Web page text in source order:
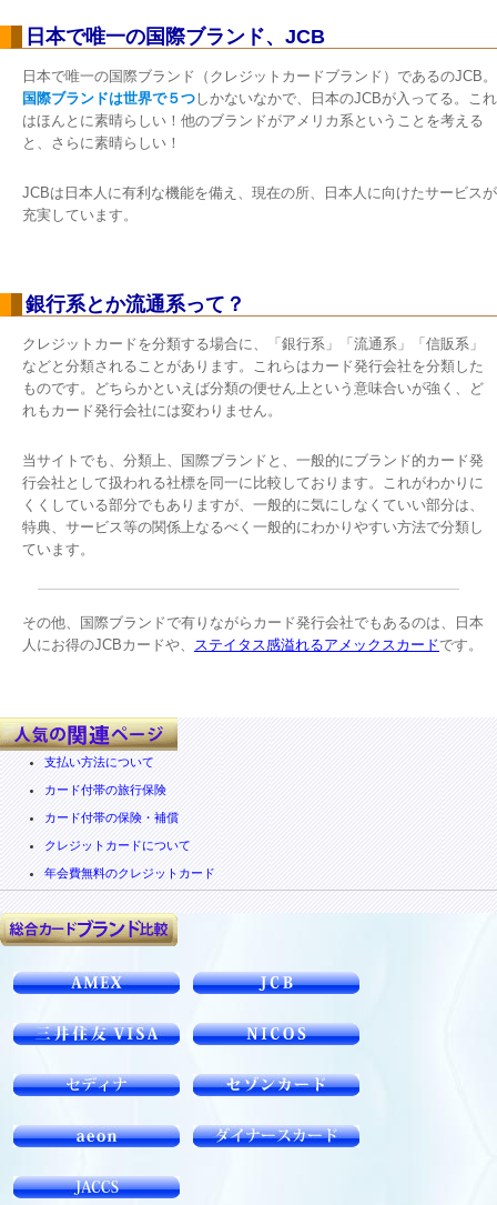
日本で唯一の国際ブランド、JCB
日本で唯一の国際ブランド（クレジットカードブランド）であるのJCB。
国際ブランドは世界で５つ しかないなかで、日本のJCBが入ってる。これ
はほんとに素晴らしい！他のブランドがアメリカ系ということを考える
と、さらに素晴らしい！
JCBは日本人に有利な機能を備え、現在の所、日本人に向けたサービスが
充実しています。
銀行系とか流通系って？
クレジットカードを分類する場合に、「銀行系」「流通系」「信販系」
などと分類されることがあります。これらはカード発行会社を分類した
ものです。どちらかといえば分類の便せん上という意味合いが強く、ど
れもカード発行会社には変わりません。
当サイトでも、分類上、国際ブランドと、一般的にブランド的カード発
行会社として扱われる社標を同一に比較しております。これがわかりに
くくしている部分でもありますが、一般的に気にしなくていい部分は、
特典、サービス等の関係上なるべく一般的にわかりやすい方法で分類し
ています。
その他、国際ブランドで有りながらカード発行会社でもあるのは、日本
人にお得のJCBカードや、 ステイタス感溢れるアメックスカードです。
支払い方法について
カード付帯の旅行保険
カード付帯の保険・補償
クレジットカードについて
年会費無料のクレジットカード